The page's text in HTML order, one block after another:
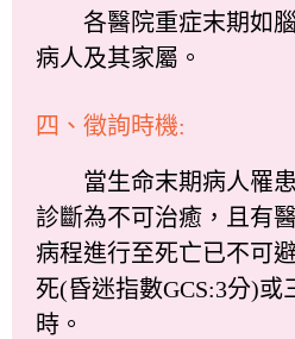
各醫院重症末期如腦
病人及其家屬。
四、徵詢時機:
當生命末期病人罹患
診斷為不可治癒，且有
病程進行至死亡已不可
死(昏迷指數GCS:3分)或
時。